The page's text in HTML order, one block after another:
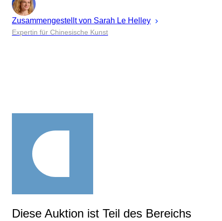
Zusammengestellt von Sarah Le Helley
Expertin für Chinesische Kunst
Diese Auktion ist Teil des Bereichs